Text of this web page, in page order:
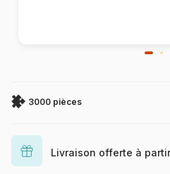
3000 pièces
Livraison offerte à